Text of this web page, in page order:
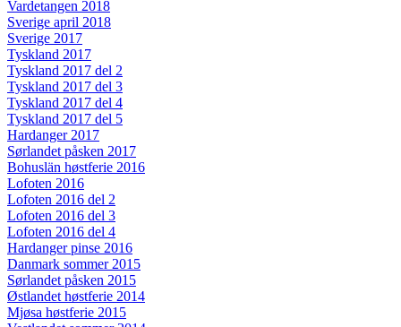
Vardetangen 2018
Sverige april 2018
Sverige 2017
Tyskland 2017
Tyskland 2017 del 2
Tyskland 2017 del 3
Tyskland 2017 del 4
Tyskland 2017 del 5
Hardanger 2017
Sørlandet påsken 2017
Bohuslän høstferie 2016
Lofoten 2016
Lofoten 2016 del 2
Lofoten 2016 del 3
Lofoten 2016 del 4
Hardanger pinse 2016
Danmark sommer 2015
Sørlandet påsken 2015
Østlandet høstferie 2014
Mjøsa høstferie 2015